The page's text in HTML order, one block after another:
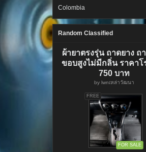
Colombia
Random Classified
ผ้ายาตรงรุ่น ถาดยาง ถ
ขอบสูงไม่มีกลิ่น ราคาโ
750 บาท
by lwnเหล่าวัฒนา
FOR SALE
FREE